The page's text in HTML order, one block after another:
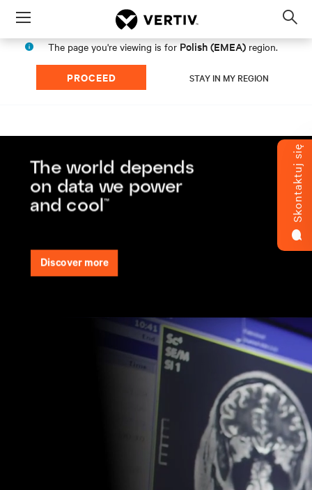
Menu
The page you're viewing is for Polish (EMEA) region.
PROCEED STAY IN MY REGION
S
k
o
n
t
a
t
u
j
s
i
ę
z
n
a
m